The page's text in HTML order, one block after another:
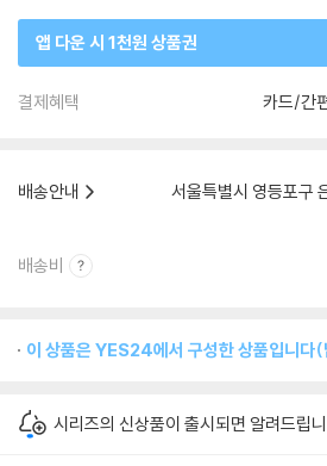
앱 다운 시 1천원 상품권
결제혜택 카드/간
배송안내
서울특별시 영등포구
배송비
이 상품은 YES24에서 구성한 상품입니다(
시리즈의 신상품이 출시되면 알려드립